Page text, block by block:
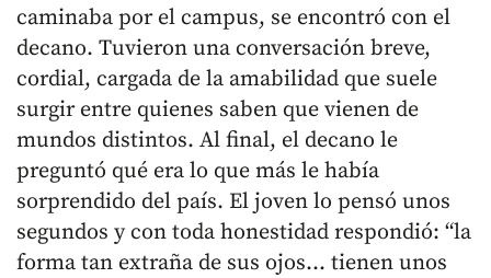
caminaba por el campus, se encontró con el
decano. Tuvieron una conversación breve,
cordial, cargada de la amabilidad que suele
surgir entre quienes saben que vienen de
mundos distintos. Al final, el decano le
preguntó qué era lo que más le había
sorprendido del país. El joven lo pensó unos
segundos y con toda honestidad respondió: “la
forma tan extraña de sus ojos... tienen unos